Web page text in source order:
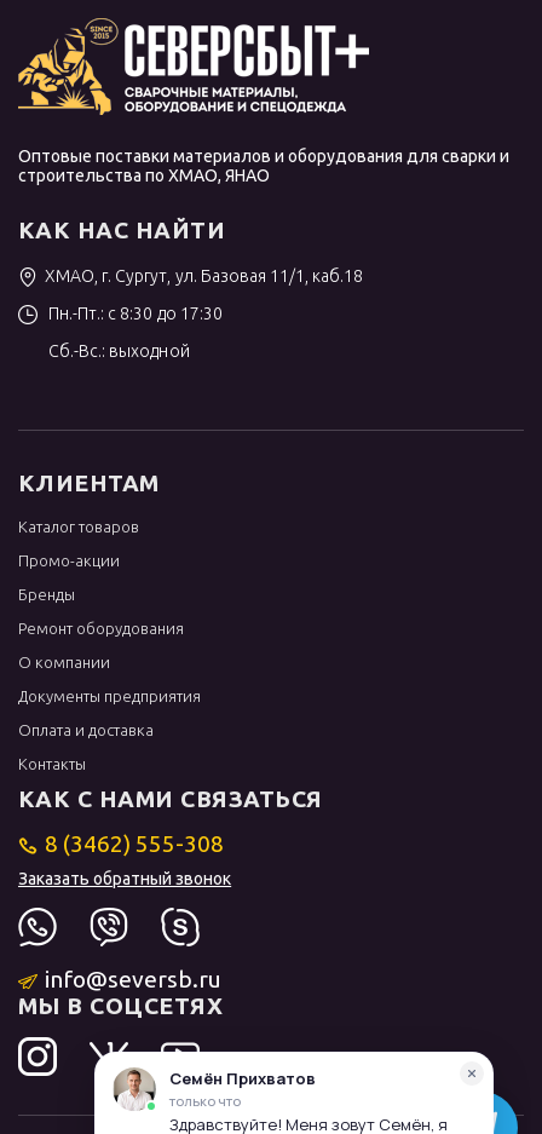
Оптовые поставки материалов и оборудования для сварки и
строительства по ХМАО, ЯНАО
КАК НАС НАЙТИ
ХМАО, г. Сургут, ул. Базовая 11/1, каб.18
Пн.-Пт.: с 8:30 до 17:30
Сб.-Вс.: выходной
КЛИЕНТАМ
Каталог товаров
Промо-акции
Бренды
Ремонт оборудования
О компании
Документы предприятия
Оплата и доставка
Контакты
КАК С НАМИ СВЯЗАТЬСЯ
8 (3462) 555-308
Заказать обратный звонок
info@seversb.ru
МЫ В СОЦСЕТЯХ